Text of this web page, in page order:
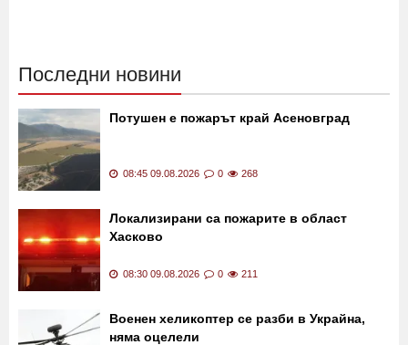
Последни новини
Потушен е пожарът край Асеновград
08:45 09.08.2026 0 268
Локализирани са пожарите в област
Хасково
08:30 09.08.2026 0 211
Военен хеликоптер се разби в Украйна,
няма оцелели